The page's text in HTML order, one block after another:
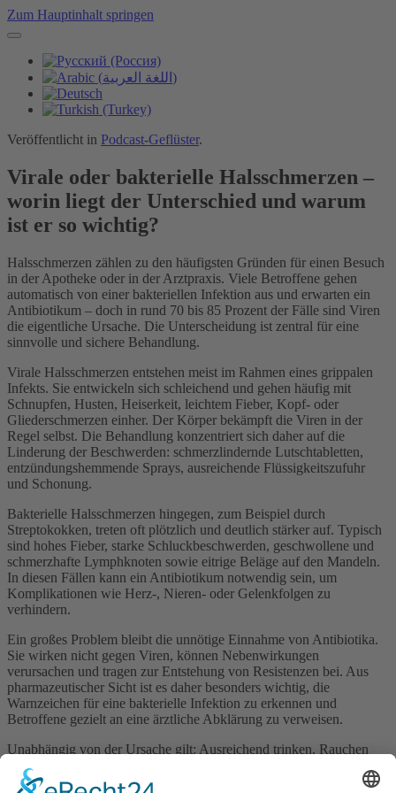
Zum Hauptinhalt springen
Veröffentlicht in Podcast-Geflüster.
Virale oder bakterielle Halsschmerzen –
worin liegt der Unterschied und warum
ist er so wichtig?
Halsschmerzen zählen zu den häufigsten Gründen für einen Besuch
in der Apotheke oder in der Arztpraxis. Viele Betroffene gehen
automatisch von einer bakteriellen Infektion aus und erwarten ein
Antibiotikum – doch in rund 70 bis 85 Prozent der Fälle sind Viren
die eigentliche Ursache. Die Unterscheidung ist zentral für eine
sinnvolle und sichere Behandlung.
Virale Halsschmerzen entstehen meist im Rahmen eines grippalen
Infekts. Sie entwickeln sich schleichend und gehen häufig mit
Schnupfen, Husten, Heiserkeit, leichtem Fieber, Kopf- oder
Gliederschmerzen einher. Der Körper bekämpft die Viren in der
Regel selbst. Die Behandlung konzentriert sich daher auf die
Linderung der Beschwerden: schmerzlindernde Lutschtabletten,
entzündungshemmende Sprays, ausreichende Flüssigkeitszufuhr
und Schonung.
Bakterielle Halsschmerzen hingegen, zum Beispiel durch
Streptokokken, treten oft plötzlich und deutlich stärker auf. Typisch
sind hohes Fieber, starke Schluckbeschwerden, geschwollene und
schmerzhafte Lymphknoten sowie eitrige Beläge auf den Mandeln.
In diesen Fällen kann ein Antibiotikum notwendig sein, um
Komplikationen wie Herz-, Nieren- oder Gelenkfolgen zu
verhindern.
Ein großes Problem bleibt die unnötige Einnahme von Antibiotika.
Sie wirken nicht gegen Viren, können Nebenwirkungen
verursachen und tragen zur Entstehung von Resistenzen bei. Aus
pharmazeutischer Sicht ist es daher besonders wichtig, die
Warnzeichen für eine bakterielle Infektion zu erkennen und
Betroffene gezielt an eine ärztliche Abklärung zu verweisen.
Unabhängig von der Ursache gilt: Ausreichend trinken, Rauchen
vermeiden, die Stimme schonen und Reizstoffe meiden. Auch eine
gute Mund- und Rachenhygiene sowie das rechtzeitige Reagieren